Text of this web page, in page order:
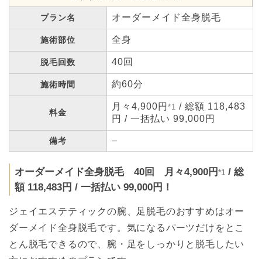
プラン名 オーダーメイド全身脱毛
施術部位 全身
脱毛回数 40回
施術時間 約60分
料金
月々4,900円 *1 / 総額 118,483
円 / 一括払い 99,000円
備考 –
オーダーメイド全身脱毛 40回 月々4,900円 *1 / 総
額 118,483円 / 一括払い 99,000円！
ジェイエステティックの腕、足脱毛のおすすめはオー
ダーメイド全身脱毛です。気になるパーツだけをとこ
とん脱毛できるので、腕・足をしっかりと脱毛したい